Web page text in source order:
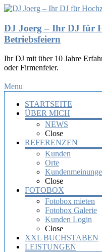
DJ Joerg – Ihr DJ für
Betriebsfeiern
Ihr DJ mit über 10 Jahre
oder Firmenfeier.
Menu
STARTSEITE
ÜBER MICH
NEWS
Close
REFERENZEN
Kunden
Orte
Close
FOTOBOX
Fotobox mieten
Fotobox Galerie
Kunden Login
Close
XXL BUCHSTABEN
LEISTUNGEN